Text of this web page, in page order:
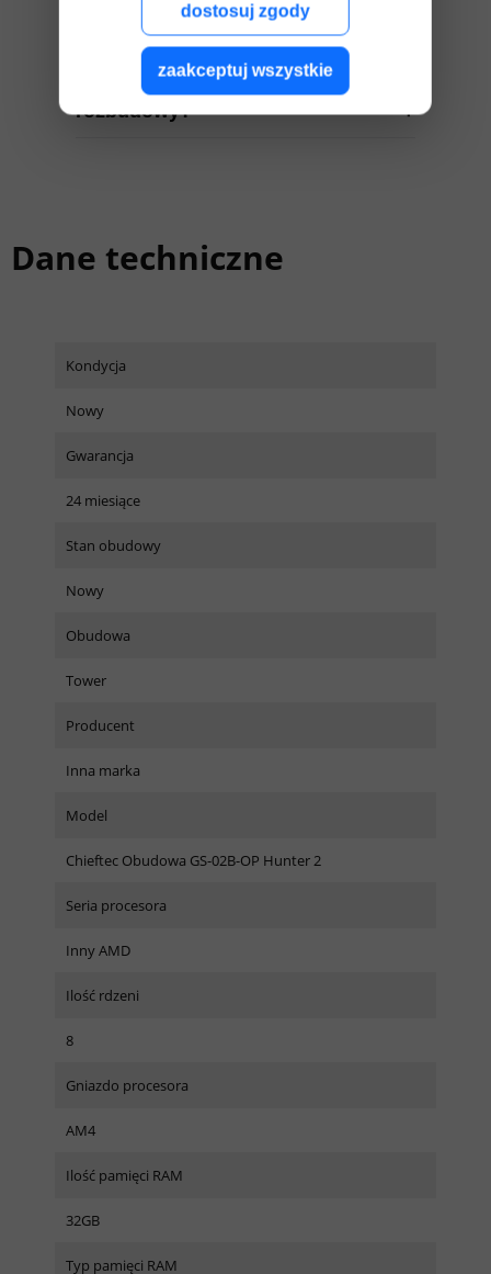
Czy to nowy sprzęt z gwarancją?
Czy zestaw nadaje się do
rozbudowy?
Dane techniczne
Kondycja
Nowy
Gwarancja
24 miesiące
Stan obudowy
Nowy
Obudowa
Tower
Producent
Inna marka
Model
Chieftec Obudowa GS-02B-OP Hunter 2
Seria procesora
Inny AMD
Ilość rdzeni
8
Gniazdo procesora
AM4
Ilość pamięci RAM
32GB
Typ pamięci RAM
dostosuj zgody
zaakceptuj wszystkie